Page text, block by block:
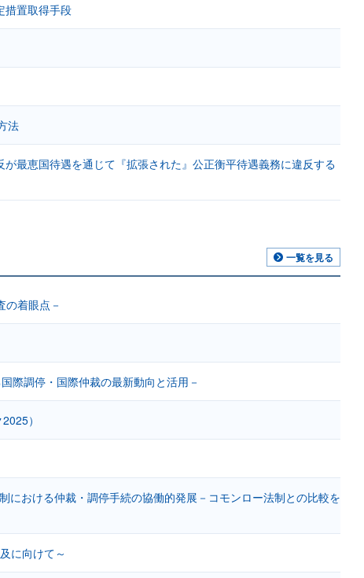
措置取得手段
法
最恵国待遇を通じて『拡張された』公正衡平待遇義務に違反する
一覧を見る
の着眼点－
際調停・国際仲裁の最新動向と活用－
）
における仲裁・調停手続の協働的発展－コモンロー法制との比較を
に向けて～